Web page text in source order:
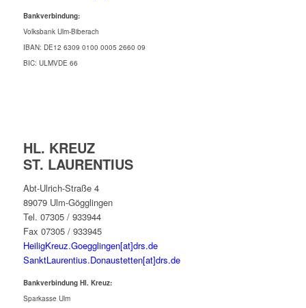
Bankverbindung:
Volksbank Ulm-Biberach
IBAN: DE12 6309 0100 0005 2660 09
BIC: ULMVDE 66
HL. KREUZ
ST. LAURENTIUS
Abt-Ulrich-Straße 4
89079 Ulm-Gögglingen
Tel. 07305 / 933944
Fax 07305 / 933945
HeiligKreuz.Goegglingen[at]drs.de
SanktLaurentius.Donaustetten[at]drs.de
Bankverbindung Hl. Kreuz:
Sparkasse Ulm